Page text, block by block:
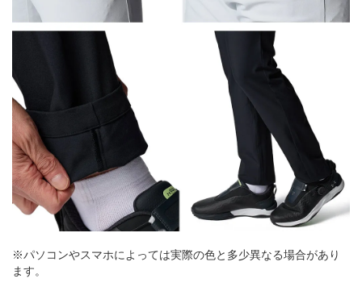
※パソコンやスマホによっては実際の色と多少異なる場合があり
ます。